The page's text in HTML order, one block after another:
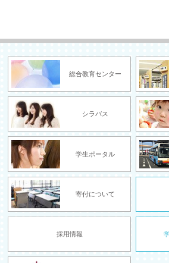
総合教育センター
シラバス
学生ポータル
寄付について
採用情報